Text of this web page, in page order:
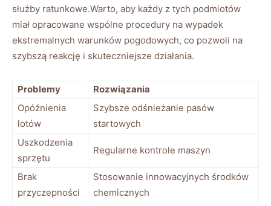
służby ratunkowe.Warto, aby każdy z‍ tych podmiotów
‍miał opracowane wspólne procedury na wypadek
ekstremalnych warunków pogodowych, co pozwoli na
szybszą​ reakcję​ i‍ skuteczniejsze‍ działania.
Problemy
Rozwiązania
Opóźnienia
lotów
Szybsze⁣ odśnieżanie ‌pasów
startowych
Uszkodzenia
sprzętu
Regularne ⁣kontrole maszyn
Brak
przyczepności
Stosowanie innowacyjnych środków‍
chemicznych